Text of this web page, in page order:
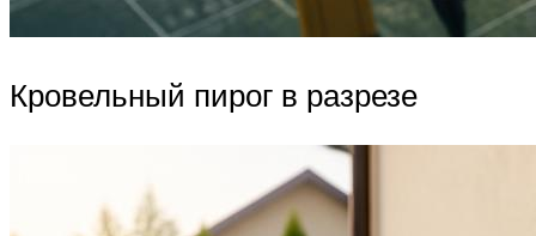
Кровельный пирог в разрезе